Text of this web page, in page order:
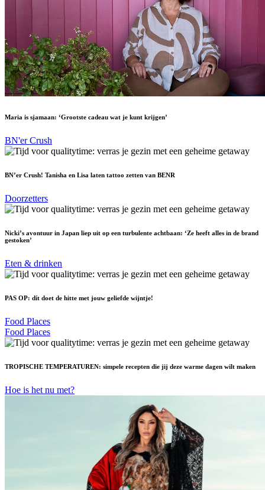
Maria is sjamaan: ‘Grootste cadeau wat je kunt krijgen’
BN'er Crush
BN’er Crush! Tanisha en Lisa laten tattoo zetten van BENR
Doorzetters
Nicki’s avontuur in Japan liep uit op een turbulente achtbaan: ‘Ze heeft alles in de brand
gestoken’
Eten & drinken
PAS OP: dít doet de hitte met jouw geliefde wijntje!
Food Places
Food Places
TROPISCHE TEMPERATUREN: simpele recepten die jij deze warme dagen wilt maken
Hoe is het nu met?